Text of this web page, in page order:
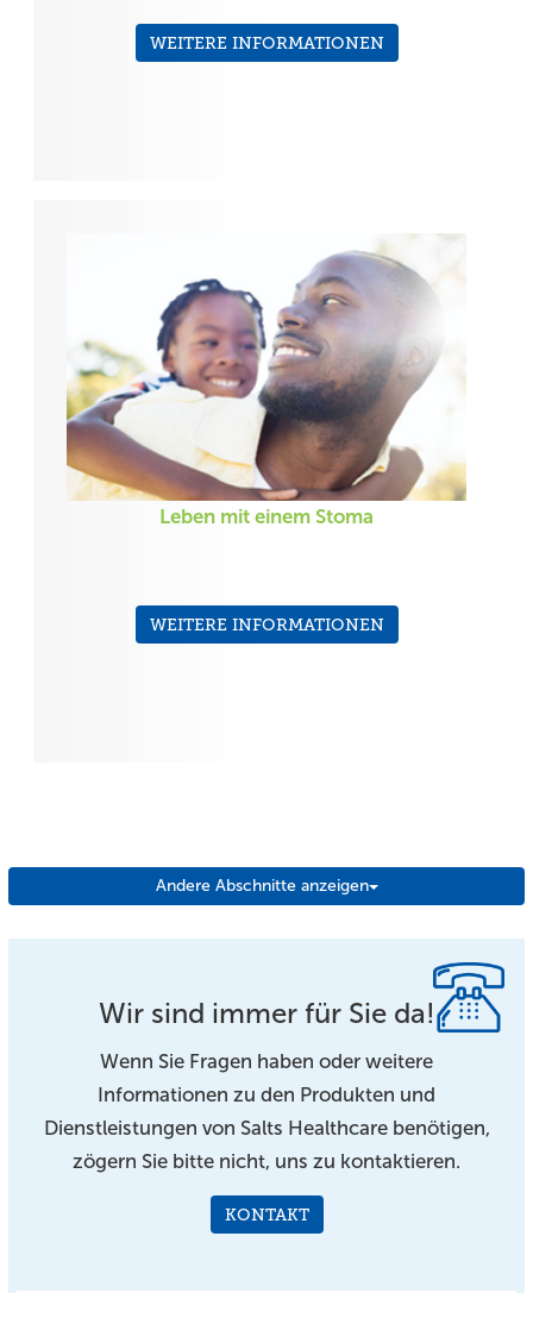
WEITERE INFORMATIONEN
Leben mit einem Stoma
WEITERE INFORMATIONEN
Andere Abschnitte anzeigen
Wir sind immer für Sie da!
Wenn Sie Fragen haben oder weitere
Informationen zu den Produkten und
Dienstleistungen von Salts Healthcare benötigen,
zögern Sie bitte nicht, uns zu kontaktieren.
KONTAKT